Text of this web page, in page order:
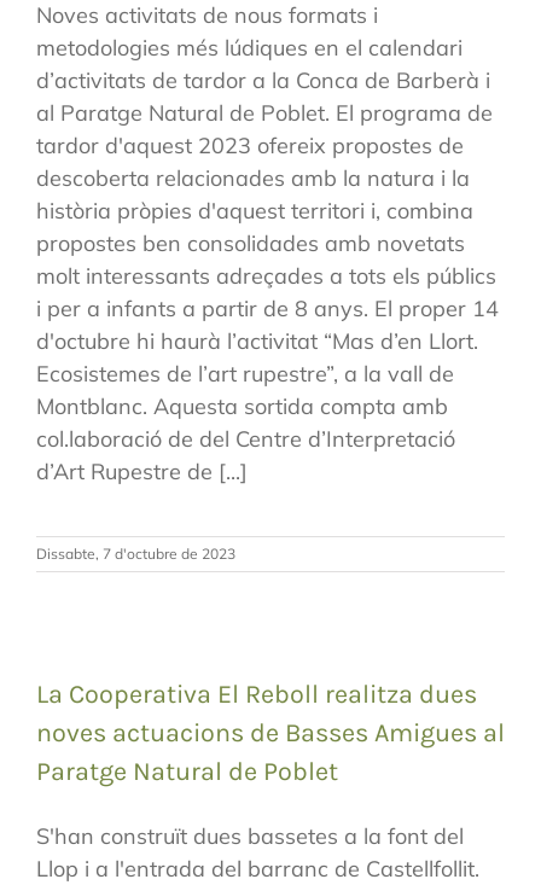
Noves activitats de nous formats i
metodologies més lúdiques en el calendari
d’activitats de tardor a la Conca de Barberà i
al Paratge Natural de Poblet. El programa de
tardor d'aquest 2023 ofereix propostes de
descoberta relacionades amb la natura i la
història pròpies d'aquest territori i, combina
propostes ben consolidades amb novetats
molt interessants adreçades a tots els públics
i per a infants a partir de 8 anys. El proper 14
d'octubre hi haurà l’activitat “Mas d’en Llort.
Ecosistemes de l’art rupestre”, a la vall de
Montblanc. Aquesta sortida compta amb
col.laboració de del Centre d’Interpretació
d’Art Rupestre de [...]
Dissabte, 7 d'octubre de 2023
La Cooperativa El Reboll realitza dues
noves actuacions de Basses Amigues al
Paratge Natural de Poblet
S'han construït dues bassetes a la font del
Llop i a l'entrada del barranc de Castellfollit.